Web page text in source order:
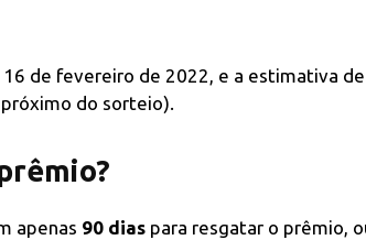
de fevereiro de 2022, e a estimativa de
do sorteio).
apenas 90 dias para resgatar o prêmio,